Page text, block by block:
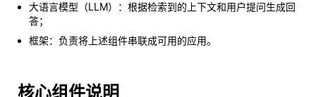
大语言模型（LLM）：根据检索到的上下文和用户提问生成回
答；
框架：负责将上述组件串联成可用的应用。
核心组件说明